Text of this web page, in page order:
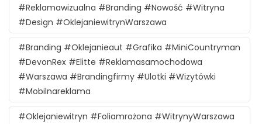
#reklamawizualna #branding #nowość #witryna
#design #oklejaniewitrynWarszawa
#branding #oklejanieaut #grafika #MiniCountryman
#DevonRex #Elitte #reklamasamochodowa
#Warszawa #brandingfirmy #ulotki #wizytówki
#mobilnareklama
#oklejaniewitryn #foliamrożona #witrynyWarszawa